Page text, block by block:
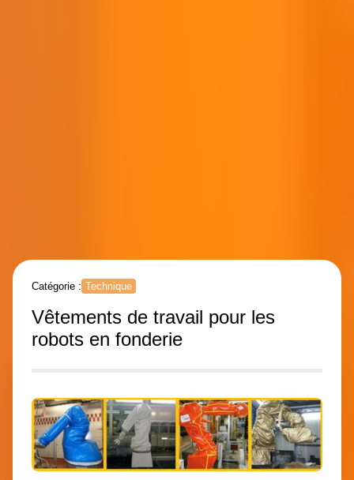
Catégorie : Technique
Vêtements de travail pour les
robots en fonderie